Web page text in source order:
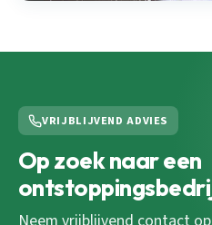
VRIJBLIJVEND ADVIES
Op zoek naar een